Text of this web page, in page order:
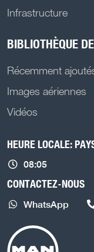
Infrastructure
BIBLIOTHÈQUE
Récemment
Images aériennes
Vidéos
HEURE LOCALE:
08:05
CONTACTEZ-NOUS
WhatsApp